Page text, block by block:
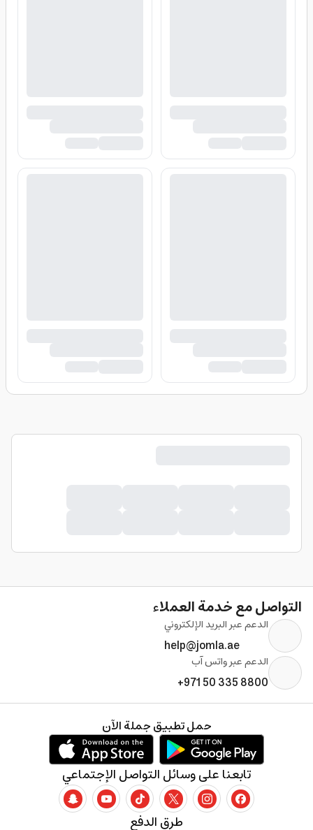
التواصل مع خدمة العملاء
الدعم عبر البريد الإلكتروني
help@jomla.ae
الدعم عبر واتس آب
+971 50 335 8800
طرق الدفع
تابعنا على وسائل التواصل الإجتماعي
حمل تطبيق جملة الآن